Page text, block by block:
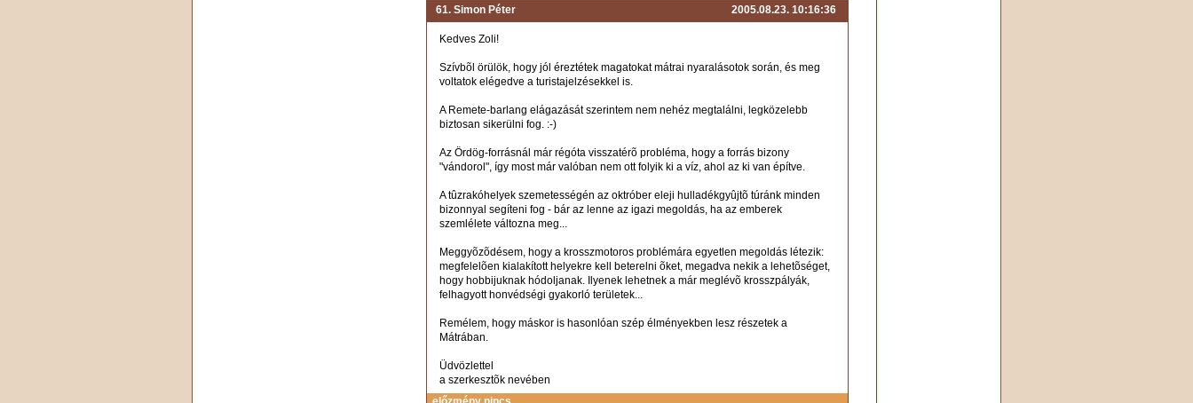
61. Simon Péter 2005.08.23. 10:16:36
Kedves Zoli!
Szívbõl örülök, hogy jól éreztétek magatokat mátrai nyaralásotok során, és meg
voltatok elégedve a turistajelzésekkel is.
A Remete-barlang elágazását szerintem nem nehéz megtalálni, legközelebb
biztosan sikerülni fog. :-)
Az Ördög-forrásnál már régóta visszatérõ probléma, hogy a forrás bizony
"vándorol", így most már valóban nem ott folyik ki a víz, ahol az ki van építve.
A tûzrakóhelyek szemetességén az oktróber eleji hulladékgyûjtõ túránk minden
bizonnyal segíteni fog - bár az lenne az igazi megoldás, ha az emberek
szemlélete változna meg...
Meggyõzõdésem, hogy a krosszmotoros problémára egyetlen megoldás létezik:
megfelelõen kialakított helyekre kell beterelni õket, megadva nekik a lehetõséget,
hogy hobbijuknak hódoljanak. Ilyenek lehetnek a már meglévõ krosszpályák,
felhagyott honvédségi gyakorló területek...
Remélem, hogy máskor is hasonlóan szép élményekben lesz részetek a
Mátrában.
Üdvözlettel
a szerkesztõk nevében